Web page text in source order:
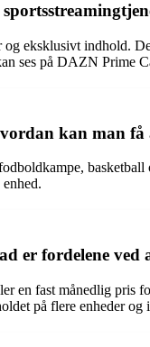
eksklusivt indhold.
ses på DAZN Prime
kan man få
er fordelene ved
en fast månedlig
på flere enheder